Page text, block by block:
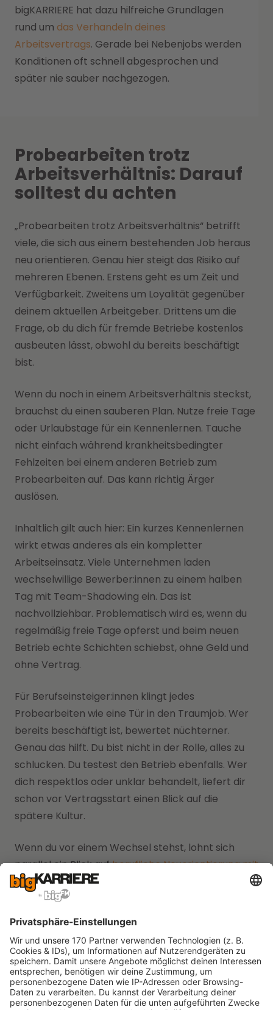
bigKARRIERE hat dazu hilfreiche Grundlagen
rund um das Verhandeln deines
Arbeitsvertrags. Gerade bei Nebenjobs werden
Konditionen oft schnell abgesprochen und
später nie sauber nachgezogen.
Probearbeiten trotz
Arbeitsverhältnis: Darauf
solltest du achten
„Probearbeiten trotz Arbeitsverhältnis“ betrifft
viele, die sich aus einem bestehenden Job heraus
neu orientieren. Genau hier steigt das Risiko auf
mehreren Ebenen. Erstens geht es um Zeit und
Verfügbarkeit. Zweitens um Loyalität gegenüber
deinem aktuellen Arbeitgeber. Drittens um die
Frage, ob du dich für fremde Betriebe kostenlos
ausbeuten lässt, obwohl du bereits beschäftigt
bist.
Wenn du noch in einem Arbeitsverhältnis steckst,
brauchst du einen sauberen Plan. Nutze freie Tage
oder Urlaubstage für ein Kennenlernen. Tauche
nicht einfach während krankheitsbedingter
Fehlzeiten bei einem anderen Betrieb zum
Probearbeiten auf. Das kann richtig Ärger
auslösen.
Inhaltlich gilt auch hier: Ein kurzes Kennenlernen
wirkt etwas anderes als ein kompletter
Arbeitseinsatz. Viele Unternehmen laden
wechselwillige Bewerber:innen zu einem halben
Tag mit Team-Shadowing ein. Das ist
nachvollziehbar. Problematisch wird es, wenn du
regelmäßig freie Tage opferst und beim neuen
Betrieb echte Schichten schiebst, ohne Geld und
ohne Vertrag.
Für Berufseinsteiger:innen klingt jedes
Probearbeiten wie eine Tür in den Traumjob. Wer
bereits beschäftigt ist, bewertet nüchterner.
Genau das hilft. Du bist nicht in der Rolle, alles zu
schlucken. Du testest den Betrieb ebenfalls. Wer
dich respektlos oder unklar behandelt, liefert dir
schon vor Vertragsstart einen Blick auf die
spätere Kultur.
Wenn du vor einem Wechsel stehst, lohnt sich
parallel ein Blick aufberufliche Neuorientierung mit
klarem Plan. Ein Jobwechsel gewinnt, wenn du
Chancen und Risiken gleich ernst nimmst.
Hast du Anspruch auf
Mindestlohn beim
Probearbeiten?
Der Mindestlohn taucht beim Thema